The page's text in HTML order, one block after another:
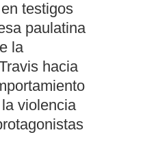
testigos
paulatina
la
hacia
violencia